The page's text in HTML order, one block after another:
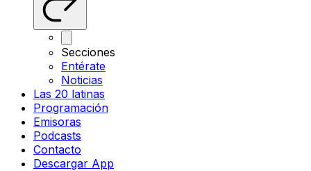
Secciones
Entérate
Noticias
Las 20 latinas
Programación
Emisoras
Podcasts
Contacto
Descargar App